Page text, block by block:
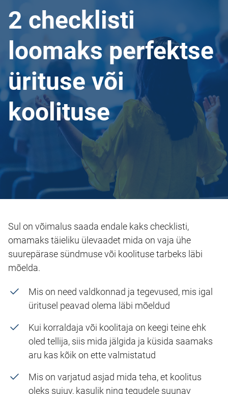
2 checklisti
loomaks perfektse
ürituse või
koolituse
Sul on võimalus saada endale kaks checklisti,
omamaks täieliku ülevaadet mida on vaja ühe
suurepärase sündmuse või koolituse tarbeks läbi
mõelda.
Mis on need valdkonnad ja tegevused, mis igal
üritusel peavad olema läbi mõeldud
Kui korraldaja või koolitaja on keegi teine ehk
oled tellija, siis mida jälgida ja küsida saamaks
aru kas kõik on ette valmistatud
Mis on varjatud asjad mida teha, et koolitus
oleks sujuv, kasulik ning tegudele suunav